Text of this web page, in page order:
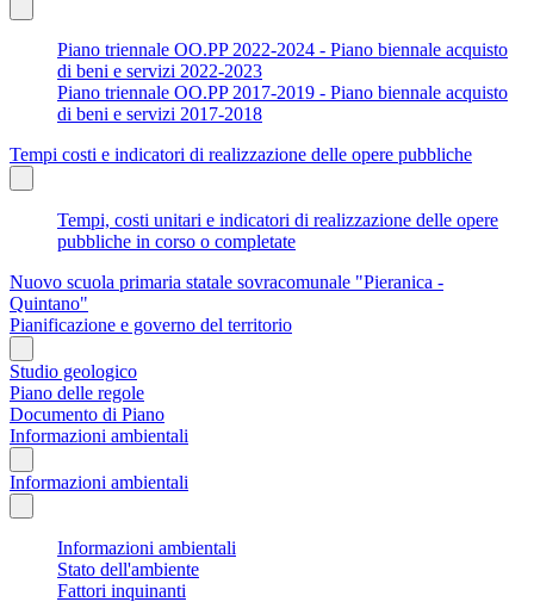
Piano triennale OO.PP 2022-2024 - Piano biennale acquisto
di beni e servizi 2022-2023
Piano triennale OO.PP 2017-2019 - Piano biennale acquisto
di beni e servizi 2017-2018
Tempi costi e indicatori di realizzazione delle opere pubbliche
Tempi, costi unitari e indicatori di realizzazione delle opere
pubbliche in corso o completate
Nuovo scuola primaria statale sovracomunale "Pieranica -
Quintano"
Pianificazione e governo del territorio
Studio geologico
Piano delle regole
Documento di Piano
Informazioni ambientali
Informazioni ambientali
Informazioni ambientali
Stato dell'ambiente
Fattori inquinanti